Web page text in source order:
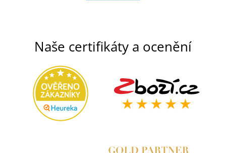
Naše certifikáty a ocenění